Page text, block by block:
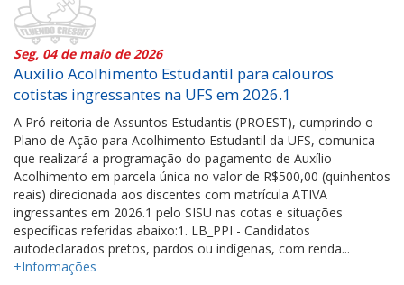
Seg, 04 de maio de 2026
Auxílio Acolhimento Estudantil para calouros
cotistas ingressantes na UFS em 2026.1
A Pró-reitoria de Assuntos Estudantis (PROEST), cumprindo o
Plano de Ação para Acolhimento Estudantil da UFS, comunica
que realizará a programação do pagamento de Auxílio
Acolhimento em parcela única no valor de R$500,00 (quinhentos
reais) direcionada aos discentes com matrícula ATIVA
ingressantes em 2026.1 pelo SISU nas cotas e situações
específicas referidas abaixo:1. LB_PPI - Candidatos
autodeclarados pretos, pardos ou indígenas, com renda...
+Informações